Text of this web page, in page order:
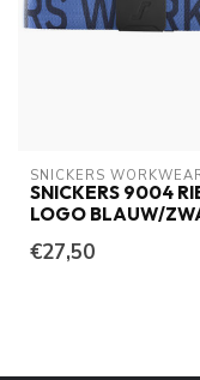
SNICKERS
SNICKERS 9004
LOGO BLAUW/
€27,50